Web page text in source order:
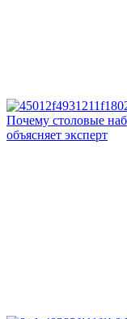
Почему столовые
объясняет эксперт